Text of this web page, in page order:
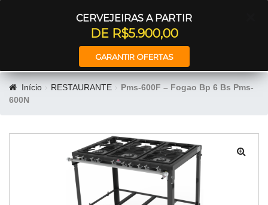
CERVEJEIRAS A PARTIR
DE R$5.900,00
GARANTIR OFERTAS
Início RESTAURANTE
Pms-600F – Fogao Bp 6 Bs Pms-
600N